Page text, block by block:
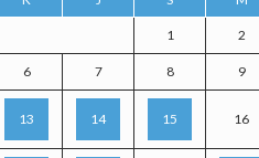
1 2
6 7 8 9
13 14 15 16